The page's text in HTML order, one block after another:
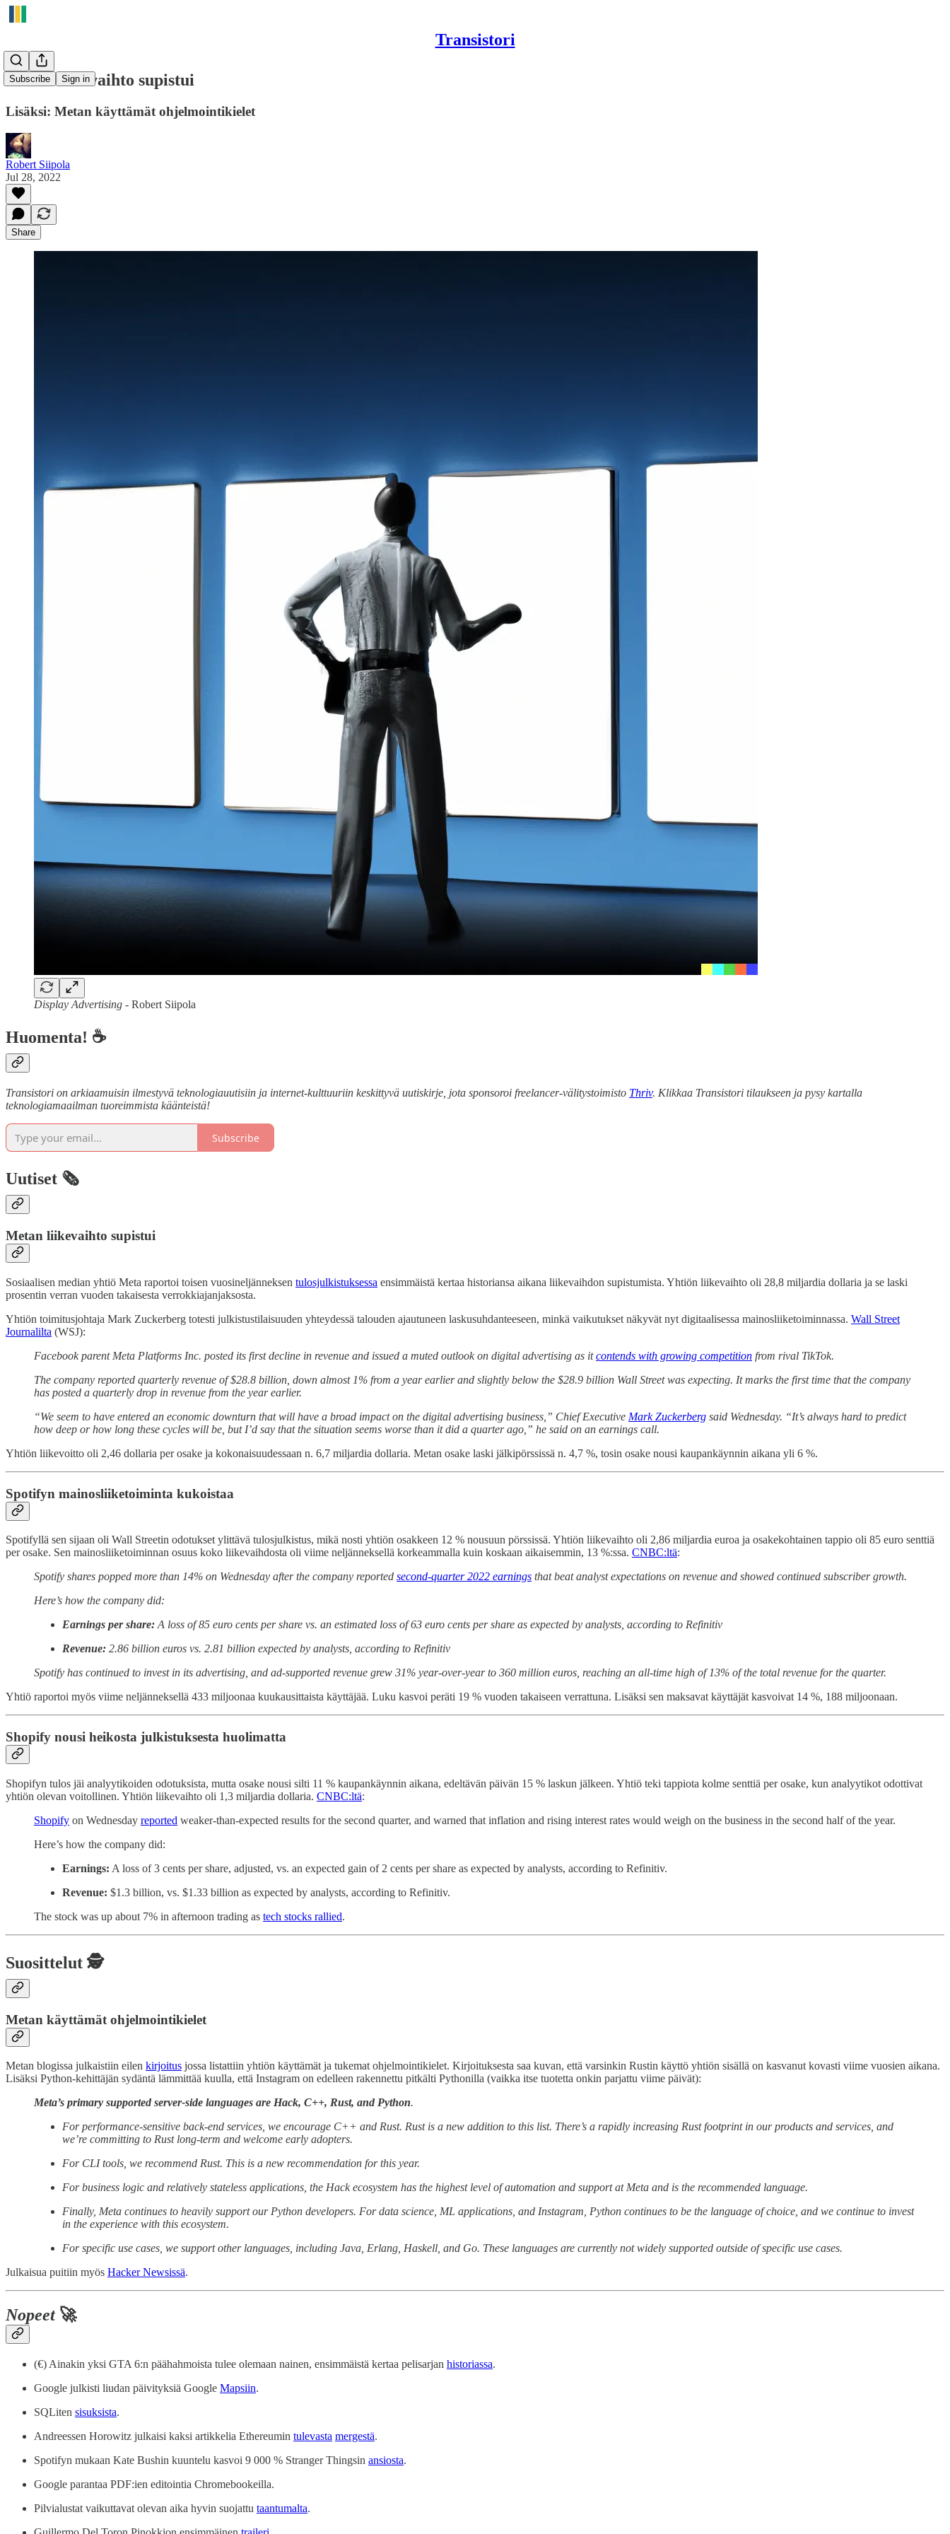
Transistori
Subscribe Sign in
Metan liikevaihto supistui
Lisäksi: Metan käyttämät ohjelmointikielet
Robert Siipola
Jul 28, 2022
Share
Display Advertising - Robert Siipola
Huomenta! ☕
Transistori on arkiaamuisin ilmestyvä teknologiauutisiin ja internet-kulttuuriin keskittyvä uutiskirje, jota sponsoroi freelancer-välitystoimisto Thriv. Klikkaa Transistori tilaukseen ja pysy kartalla
teknologiamaailman tuoreimmista käänteistä!
Subscribe
Uutiset 🗞️
Metan liikevaihto supistui
Sosiaalisen median yhtiö Meta raportoi toisen vuosineljänneksen tulosjulkistuksessa ensimmäistä kertaa historiansa aikana liikevaihdon supistumista. Yhtiön liikevaihto oli 28,8 miljardia dollaria ja se laski
prosentin verran vuoden takaisesta verrokkiajanjaksosta.
Yhtiön toimitusjohtaja Mark Zuckerberg totesti julkistustilaisuuden yhteydessä talouden ajautuneen laskusuhdanteeseen, minkä vaikutukset näkyvät nyt digitaalisessa mainosliiketoiminnassa. Wall Street
Journalilta (WSJ):
Facebook parent Meta Platforms Inc. posted its first decline in revenue and issued a muted outlook on digital advertising as itcontends with growing competition from rival TikTok.
The company reported quarterly revenue of $28.8 billion, down almost 1% from a year earlier and slightly below the $28.9 billion Wall Street was expecting. It marks the first time that the company
has posted a quarterly drop in revenue from the year earlier.
“We seem to have entered an economic downturn that will have a broad impact on the digital advertising business,” Chief Executive Mark Zuckerberg said Wednesday. “It’s always hard to predict
how deep or how long these cycles will be, but I’d say that the situation seems worse than it did a quarter ago,” he said on an earnings call.
Yhtiön liikevoitto oli 2,46 dollaria per osake ja kokonaisuudessaan n. 6,7 miljardia dollaria. Metan osake laski jälkipörssissä n. 4,7 %, tosin osake nousi kaupankäynnin aikana yli 6 %.
Spotifyn mainosliiketoiminta kukoistaa
Spotifyllä sen sijaan oli Wall Streetin odotukset ylittävä tulosjulkistus, mikä nosti yhtiön osakkeen 12 % nousuun pörssissä. Yhtiön liikevaihto oli 2,86 miljardia euroa ja osakekohtainen tappio oli 85 euro senttiä
per osake. Sen mainosliiketoiminnan osuus koko liikevaihdosta oli viime neljänneksellä korkeammalla kuin koskaan aikaisemmin, 13 %:ssa. CNBC:ltä:
Spotify shares popped more than 14% on Wednesday after the company reported second-quarter 2022 earnings that beat analyst expectations on revenue and showed continued subscriber growth.
Here’s how the company did:
Earnings per share: A loss of 85 euro cents per share vs. an estimated loss of 63 euro cents per share as expected by analysts, according to Refinitiv
Revenue: 2.86 billion euros vs. 2.81 billion expected by analysts, according to Refinitiv
Spotify has continued to invest in its advertising, and ad-supported revenue grew 31% year-over-year to 360 million euros, reaching an all-time high of 13% of the total revenue for the quarter.
Yhtiö raportoi myös viime neljänneksellä 433 miljoonaa kuukausittaista käyttäjää. Luku kasvoi peräti 19 % vuoden takaiseen verrattuna. Lisäksi sen maksavat käyttäjät kasvoivat 14 %, 188 miljoonaan.
Shopify nousi heikosta julkistuksesta huolimatta
Shopifyn tulos jäi analyytikoiden odotuksista, mutta osake nousi silti 11 % kaupankäynnin aikana, edeltävän päivän 15 % laskun jälkeen. Yhtiö teki tappiota kolme senttiä per osake, kun analyytikot odottivat
yhtiön olevan voitollinen. Yhtiön liikevaihto oli 1,3 miljardia dollaria. CNBC:ltä:
Shopify on Wednesday reported weaker-than-expected results for the second quarter, and warned that inflation and rising interest rates would weigh on the business in the second half of the year.
Here’s how the company did:
Earnings: A loss of 3 cents per share, adjusted, vs. an expected gain of 2 cents per share as expected by analysts, according to Refinitiv.
Revenue: $1.3 billion, vs. $1.33 billion as expected by analysts, according to Refinitiv.
The stock was up about 7% in afternoon trading as tech stocks rallied.
Suosittelut 🕵️
Metan käyttämät ohjelmointikielet
Metan blogissa julkaistiin eilen kirjoitus jossa listattiin yhtiön käyttämät ja tukemat ohjelmointikielet. Kirjoituksesta saa kuvan, että varsinkin Rustin käyttö yhtiön sisällä on kasvanut kovasti viime vuosien aikana.
Lisäksi Python-kehittäjän sydäntä lämmittää kuulla, että Instagram on edelleen rakennettu pitkälti Pythonilla (vaikka itse tuotetta onkin parjattu viime päivät):
Meta’s primary supported server-side languages are Hack, C++, Rust, and Python.
For performance-sensitive back-end services, we encourage C++ and Rust. Rust is a new addition to this list. There’s a rapidly increasing Rust footprint in our products and services, and
we’re committing to Rust long-term and welcome early adopters.
For CLI tools, we recommend Rust. This is a new recommendation for this year.
For business logic and relatively stateless applications, the Hack ecosystem has the highest level of automation and support at Meta and is the recommended language.
Finally, Meta continues to heavily support our Python developers. For data science, ML applications, and Instagram, Python continues to be the language of choice, and we continue to invest
in the experience with this ecosystem.
For specific use cases, we support other languages, including Java, Erlang, Haskell, and Go. These languages are currently not widely supported outside of specific use cases.
Julkaisua puitiin myös Hacker Newsissä.
Nopeet🚀
(€) Ainakin yksi GTA 6:n päähahmoista tulee olemaan nainen, ensimmäistä kertaa pelisarjan historiassa.
Google julkisti liudan päivityksiä Google Mapsiin.
SQLiten sisuksista.
Andreessen Horowitz julkaisi kaksi artikkelia Ethereumin tulevasta mergestä.
Spotifyn mukaan Kate Bushin kuuntelu kasvoi 9 000 % Stranger Thingsin ansiosta.
Google parantaa PDF:ien editointia Chromebookeilla.
Pilvialustat vaikuttavat olevan aika hyvin suojattu taantumalta.